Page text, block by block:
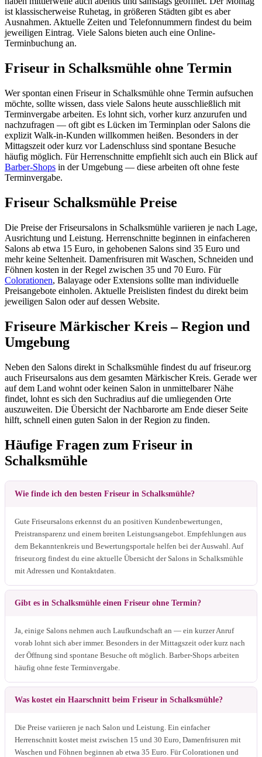
ist klassischerweise Ruhetag, in größeren Städten gibt es aber
Ausnahmen. Aktuelle Zeiten und Telefonnummern findest du beim
jeweiligen Eintrag. Viele Salons bieten auch eine Online-
Terminbuchung an.
Friseur in Schalksmühle ohne Termin
Wer spontan einen Friseur in Schalksmühle ohne Termin aufsuchen
möchte, sollte wissen, dass viele Salons heute ausschließlich mit
Terminvergabe arbeiten. Es lohnt sich, vorher kurz anzurufen und
nachzufragen — oft gibt es Lücken im Terminplan oder Salons die
explizit Walk-in-Kunden willkommen heißen. Besonders in der
Mittagszeit oder kurz vor Ladenschluss sind spontane Besuche
häufig möglich. Für Herrenschnitte empfiehlt sich auch ein Blick auf
Barber-Shops in der Umgebung — diese arbeiten oft ohne feste
Terminvergabe.
Friseur Schalksmühle Preise
Die Preise der Friseursalons in Schalksmühle variieren je nach Lage,
Ausrichtung und Leistung. Herrenschnitte beginnen in einfacheren
Salons ab etwa 15 Euro, in gehobenen Salons sind 35 Euro und
mehr keine Seltenheit. Damenfrisuren mit Waschen, Schneiden und
Föhnen kosten in der Regel zwischen 35 und 70 Euro. Für
Colorationen, Balayage oder Extensions sollte man individuelle
Preisangebote einholen. Aktuelle Preislisten findest du direkt beim
jeweiligen Salon oder auf dessen Website.
Friseure Märkischer Kreis – Region und
Umgebung
Neben den Salons direkt in Schalksmühle findest du auf friseur.org
auch Friseursalons aus dem gesamten Märkischer Kreis. Gerade wer
auf dem Land wohnt oder keinen Salon in unmittelbarer Nähe
findet, lohnt es sich den Suchradius auf die umliegenden Orte
auszuweiten. Die Übersicht der Nachbarorte am Ende dieser Seite
hilft, schnell einen guten Salon in der Region zu finden.
Häufige Fragen zum Friseur in
Schalksmühle
Wie finde ich den besten Friseur in Schalksmühle?
Gute Friseursalons erkennst du an positiven Kundenbewertungen,
Preistransparenz und einem breiten Leistungsangebot. Empfehlungen aus
dem Bekanntenkreis und Bewertungsportale helfen bei der Auswahl. Auf
friseur.org findest du eine aktuelle Übersicht der Salons in Schalksmühle
mit Adressen und Kontaktdaten.
Gibt es in Schalksmühle einen Friseur ohne Termin?
Ja, einige Salons nehmen auch Laufkundschaft an — ein kurzer Anruf
vorab lohnt sich aber immer. Besonders in der Mittagszeit oder kurz nach
der Öffnung sind spontane Besuche oft möglich. Barber-Shops arbeiten
häufig ohne feste Terminvergabe.
Was kostet ein Haarschnitt beim Friseur in Schalksmühle?
Die Preise variieren je nach Salon und Leistung. Ein einfacher
Herrenschnitt kostet meist zwischen 15 und 30 Euro, Damenfrisuren mit
Waschen und Föhnen beginnen ab etwa 35 Euro. Für Colorationen und